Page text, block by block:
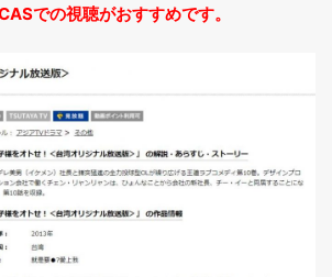
での視聴がおすすめです。